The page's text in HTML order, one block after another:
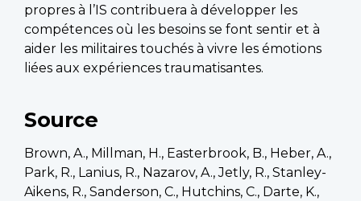
propres à l’IS contribuera à développer les
compétences où les besoins se font sentir et à
aider les militaires touchés à vivre les émotions
liées aux expériences traumatisantes.
Source
Brown, A., Millman, H., Easterbrook, B., Heber, A.,
Park, R., Lanius, R., Nazarov, A., Jetly, R., Stanley-
Aikens, R., Sanderson, C., Hutchins, C., Darte, K.,